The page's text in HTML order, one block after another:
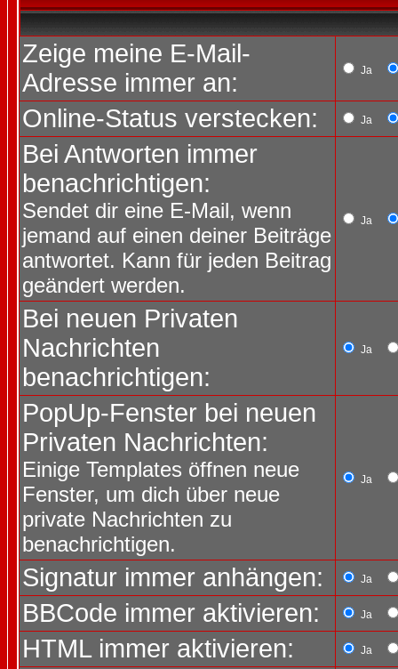
Zeige meine E-Mail-
Adresse immer an:
Ja
Online-Status verstecken: Ja
Bei Antworten immer
benachrichtigen:
Sendet dir eine E-Mail, wenn
jemand auf einen deiner Beiträge
antwortet. Kann für jeden Beitrag
geändert werden.
Ja
Bei neuen Privaten
Nachrichten
benachrichtigen:
Ja
PopUp-Fenster bei neuen
Privaten Nachrichten:
Einige Templates öffnen neue
Fenster, um dich über neue
private Nachrichten zu
benachrichtigen.
Ja
Signatur immer anhängen: Ja
BBCode immer aktivieren: Ja
HTML immer aktivieren: Ja